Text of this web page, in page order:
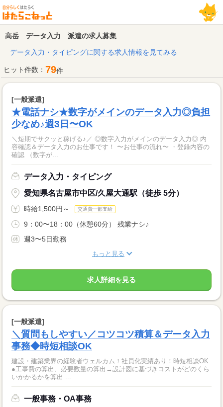
高岳 データ入力 派遣の求人募集
データ入力・タイピングに関する求人情報を見てみる
ヒット件数： 79件
[一般派遣]
★電話ナシ★数字がメインのデータ入力◎負担
少なめ♪週3日〜OK
＼短期でサクッと稼げる♪／ ◎数字入力がメインのデータ入力◎ 内
容確認＆データ入力のお仕事です！ 〜お仕事の流れ〜 ・登録内容の
確認 （数字が...
データ入力・タイピング
愛知県名古屋市中区/久屋大通駅（徒歩 5分）
時給1,500円～ 交通費一部支給
9：00〜18：00（休憩60分） 残業ナシ♪
週3〜5日勤務
もっと見る
求人詳細を見る
[一般派遣]
＼質問もしやすい／コツコツ積算＆データ入力
事務◆時短相談OK
建設・建築業界の経験者ウェルカム！社員化実績あり！時短相談OK
●工事費の算出、必要数量の算出→設計図に基づきコストがどのくら
いかかるかを算出 ...
一般事務・OA事務